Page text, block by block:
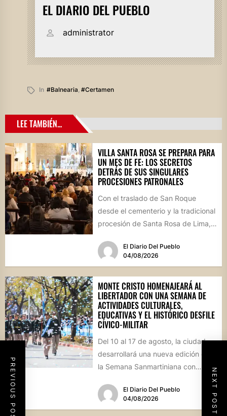
EL DIARIO DEL PUEBLO
administrator
In #balnearia, #certamen
PREVIOUS POST NEXT POST
LEE TAMBIÉN...
VILLA SANTA ROSA SE PREPARA PARA
UN MES DE FE: LOS SECRETOS
DETRÁS DE SUS SINGULARES
PROCESIONES PATRONALES
Con el traslado de San Roque
desde el cementerio y la tradicional
procesión de Santa Rosa de Lima,
El Diario Del Pueblo
04/08/2026
MONTE CRISTO HOMENAJEARÁ AL
LIBERTADOR CON UNA SEMANA DE
ACTIVIDADES CULTURALES,
EDUCATIVAS Y EL HISTÓRICO DESFILE
CÍVICO-MILITAR
Del 10 al 17 de agosto, la ciudad
desarrollará una nueva edición de
la Semana Sanmartiniana con
El Diario Del Pueblo
04/08/2026